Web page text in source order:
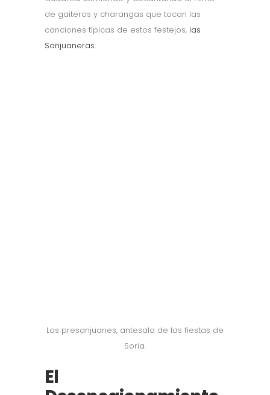
de gaiteros y charangas que tocan las
canciones típicas de estos festejos, las
Sanjuaneras.
Los presanjuanes, antesala de las fiestas de
Soria.
El